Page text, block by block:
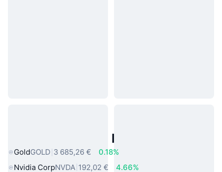
Actifs du Monde Réel Populaires
GoldGOLD 3 685,26 €
0.18%
Nvidia CorpNVDA 192,02 € 4.66%